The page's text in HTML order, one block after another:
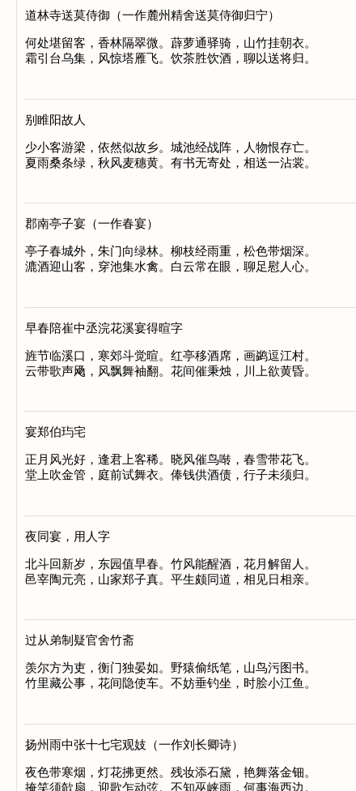
道林寺送莫侍御（一作麓州精舍送莫侍御归宁）
何处堪留客，香林隔翠微。薜萝通驿骑，山竹挂朝衣。
别睢阳故人
少小客游梁，依然似故乡。城池经战阵，人物恨存亡。
郡南亭子宴（一作春宴）
亭子春城外，朱门向绿林。柳枝经雨重，松色带烟深。
早春陪崔中丞浣花溪宴得暄字
旌节临溪口，寒郊斗觉暄。红亭移酒席，画鹢逗江村。
宴郑伯玙宅
正月风光好，逢君上客稀。晓风催鸟啭，春雪带花飞。
夜同宴，用人字
北斗回新岁，东园值早春。竹风能醒酒，花月解留人。
过从弟制疑官舍竹斋
羡尔方为吏，衡门独晏如。野猿偷纸笔，山鸟污图书。
扬州雨中张十七宅观妓（一作刘长卿诗）
夜色带寒烟，灯花拂更然。残妆添石黛，艳舞落金钿。